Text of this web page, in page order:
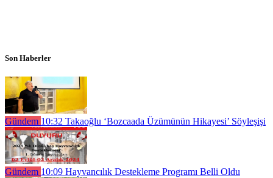
Son Haberler
Gündem 10:32 Takaoğlu ‘Bozcaada Üzümünün Hikayesi’ Söyleşişi
Gündem 10:09 Hayvancılık Destekleme Programı Belli Oldu